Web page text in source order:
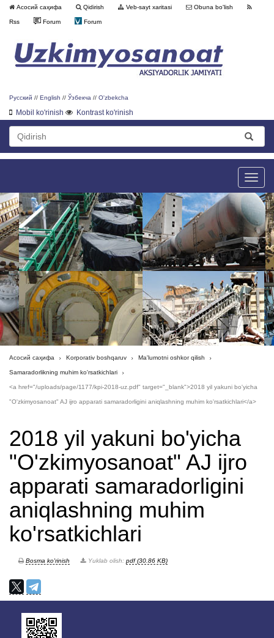
Асосий саҳифа Qidirish Veb-sayt xaritasi Obuna bo'lish
Rss Forum Forum
Русский // English // Ўзбекча // O'zbekcha
Mobil ko'rinish Kontrast ko'rinish
Toggle
Асосий саҳифа Korporativ boshqaruv Ma'lumotni oshkor qilish
Samaradorlikning muhim ko'rsatkichlari
<a href="/uploads/page/1177/kpi-2018-uz.pdf" target="_blank">2018 yil yakuni bo'yicha
"O'zkimyosanoat" AJ ijro apparati samaradorligini aniqlashning muhim ko'rsatkichlari</a>
2018 yil yakuni bo'yicha
"O'zkimyosanoat" AJ ijro
apparati samaradorligini
aniqlashning muhim
ko'rsatkichlari
Bosma ko'rinish Yuklab olish: pdf (30.86 KB)